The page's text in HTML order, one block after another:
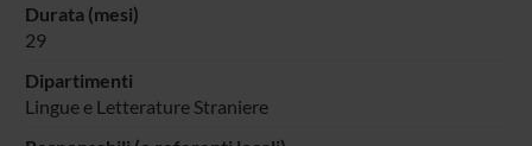
Durata (mesi)
29
Dipartimenti
Lingue e Letterature Straniere